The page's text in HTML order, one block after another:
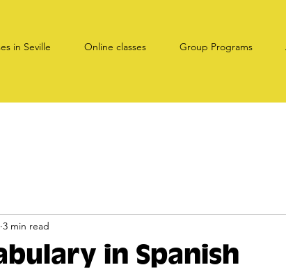
in Seville Online classes Group Programs
in Spanish
3 min read